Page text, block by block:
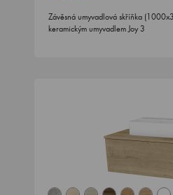
Závěsná umyvadlová skříňka
keramickým umyvadlem Joy 3